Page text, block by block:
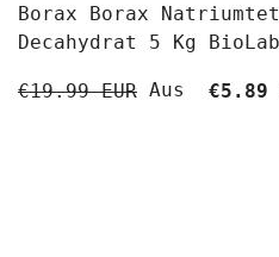
Borax Borax
Decahydrat 5 Kg
€19.99 EUR Aus €5.89